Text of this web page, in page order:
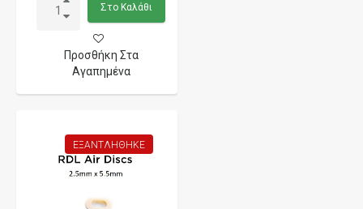
Στο Καλάθι
Προσθήκη Στα
Αγαπημένα
ΕΞΑΝΤΛΉΘΗΚΕ